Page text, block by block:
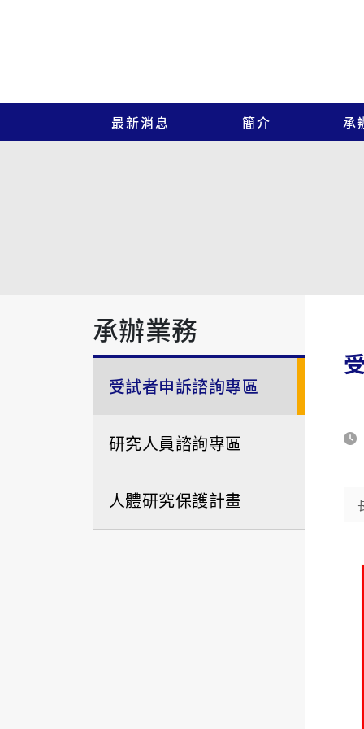
最新消息 簡介 承
承辦業務
受試者申訴諮詢專區
研究人員諮詢專區
人體研究保護計畫